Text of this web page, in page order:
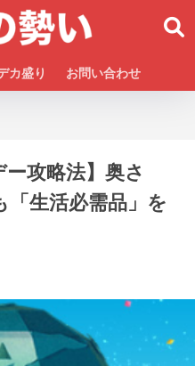
カ盛り お問い合わせ
攻略法】奥さ
生活必需品」を